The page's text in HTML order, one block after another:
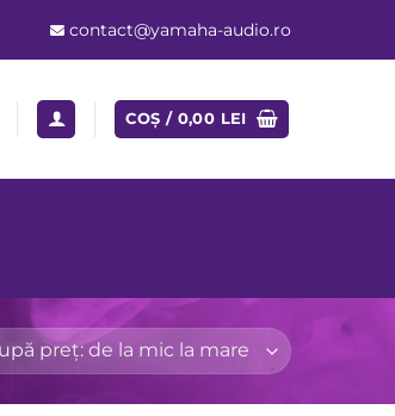
contact@yamaha-audio.ro
COȘ / 0,00 LEI